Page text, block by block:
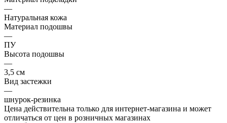
—
Натуральная кожа
Материал подошвы
—
ПУ
Высота подошвы
—
3,5 см
Вид застежки
—
шнурок-резинка
Цена действительна только для интернет-магазина и может
отличаться от цен в розничных магазинах